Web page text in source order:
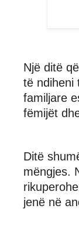
Një ditë
të ndiheni
familjare
fëmijët
Ditë
mëngjes.
jenë në